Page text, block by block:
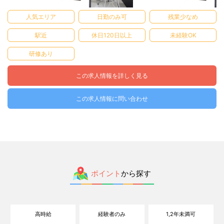
人気エリア 日勤のみ可 残業少なめ
駅近 休日120日以上 未経験OK
研修あり
この求人情報を詳しく見る
この求人情報に問い合わせ
ポイントから探す
高時給 経験者のみ 1,2年未満可